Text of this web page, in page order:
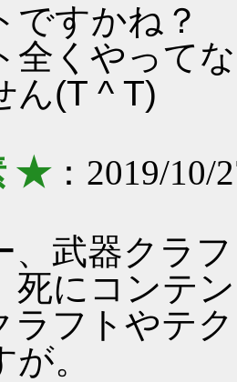
ですかね？
全くやって
ん(T ^ T)
★：2019/10/
武器クラ
死にコンテ
フトやテ
。